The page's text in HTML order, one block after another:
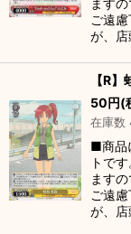
ます
ご遠
が、
【R
50円(
在庫数
■商品
トで
ます
ご遠
が、